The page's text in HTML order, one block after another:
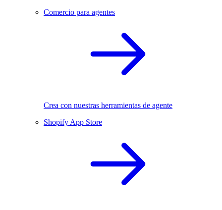
Comercio para agentes
Crea con nuestras herramientas de agente
Shopify App Store